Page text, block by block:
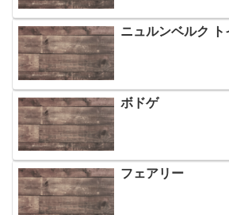
ニュルンベルク ト
ボドゲ
フェアリー